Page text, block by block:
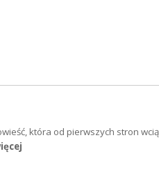
która od pierwszych stron